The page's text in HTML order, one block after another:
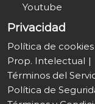
Youtube
Privacidad
Política de cookies
Prop. Intelectual
Términos del
Política de